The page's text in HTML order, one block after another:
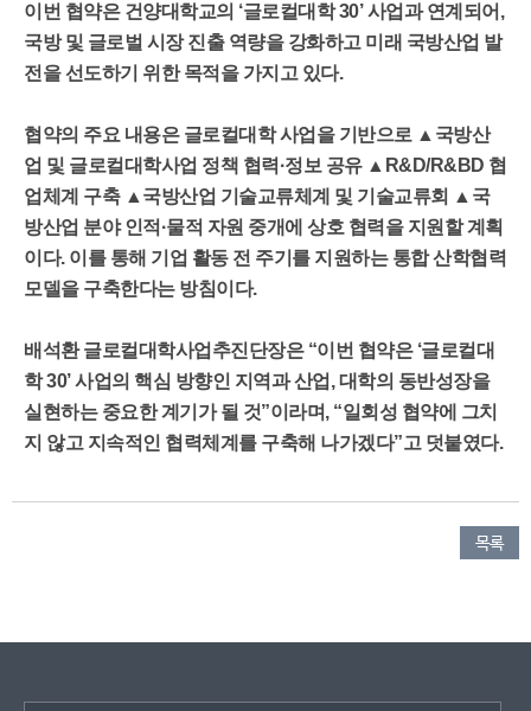
이번 협약은 건양대학교의 ‘글로컬대학 30’ 사업과 연계되어,
국방 및 글로벌 시장 진출 역량을 강화하고 미래 국방산업 발
전을 선도하기 위한 목적을 가지고 있다.
협약의 주요 내용은 글로컬대학 사업을 기반으로 ▲국방산
업 및 글로컬대학사업 정책 협력·정보 공유 ▲R&D/R&BD 협
업체계 구축 ▲국방산업 기술교류체계 및 기술교류회 ▲국
방산업 분야 인적·물적 자원 중개에 상호 협력을 지원할 계획
이다. 이를 통해 기업 활동 전 주기를 지원하는 통합 산학협력
모델을 구축한다는 방침이다.
배석환 글로컬대학사업추진단장은 “이번 협약은 ‘글로컬대
학 30’ 사업의 핵심 방향인 지역과 산업, 대학의 동반성장을
실현하는 중요한 계기가 될 것”이라며, “일회성 협약에 그치
지 않고 지속적인 협력체계를 구축해 나가겠다”고 덧붙였다.
목록